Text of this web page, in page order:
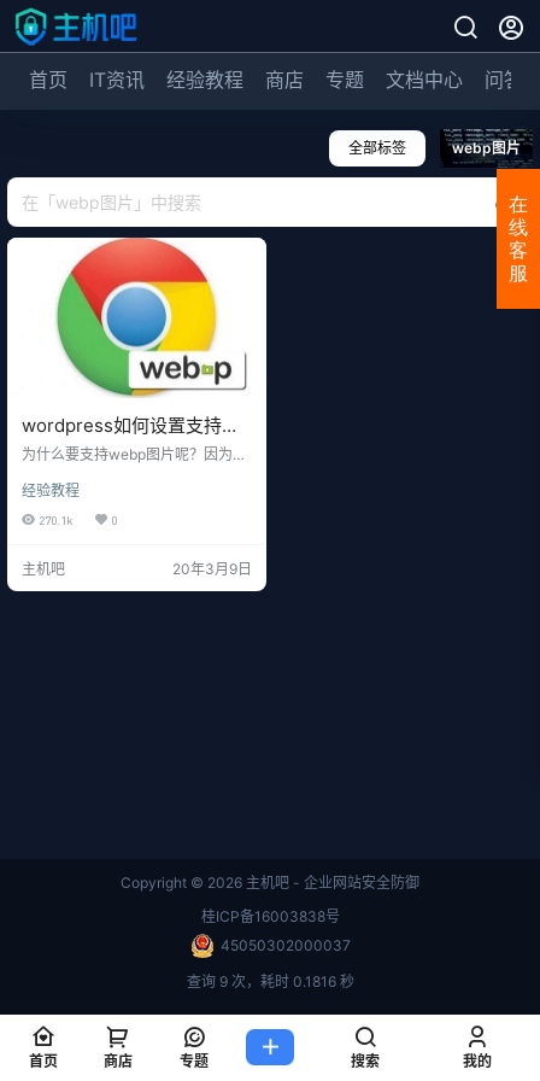
首页 IT资讯 经验教程 商店 专题 文档中心 问答
全部标签 webp图片
wordpress如何设置支持上
传webp格式图片文件
为什么要支持webp图片呢？因为w
缩成只有原来一半或以下大小的图
片文件，主机吧的一个微信公众号
失，简直恐怖，如果把网站的图片
全换成webp的话，那估计网站加载
经验教程
270.1k 0
主机吧 20年3月9日
在
线
客
服
Copyright © 2026 主机吧 - 企业网站安全防御
桂ICP备16003838号
45050302000037
查询 9 次，耗时 0.1816 秒
首页 商店 专题 搜索 我的